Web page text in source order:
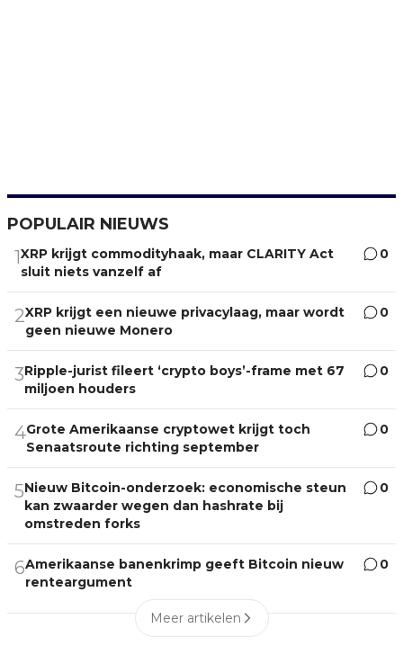
POPULAIR NIEUWS
1XRP krijgt commodityhaak, maar CLARITY Act
sluit niets vanzelf af
0
2XRP krijgt een nieuwe privacylaag, maar wordt
geen nieuwe Monero
0
3Ripple-jurist fileert ‘crypto boys’-frame met 67
miljoen houders
0
4Grote Amerikaanse cryptowet krijgt toch
Senaatsroute richting september
0
5Nieuw Bitcoin-onderzoek: economische steun
kan zwaarder wegen dan hashrate bij
omstreden forks
0
6Amerikaanse banenkrimp geeft Bitcoin nieuw
renteargument
0
Meer artikelen